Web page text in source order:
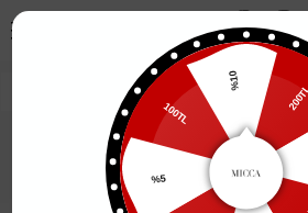
%10
200TL
100TL